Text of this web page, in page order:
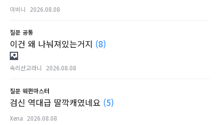
이비니 2026.08.08
질문 공통
이건 왜 나눠져있는거지 (8)
속리산고라니 2026.08.08
질문 웨펀마스터
검신 역대급 딸깍캐였네요 (5)
Xena 2026.08.08